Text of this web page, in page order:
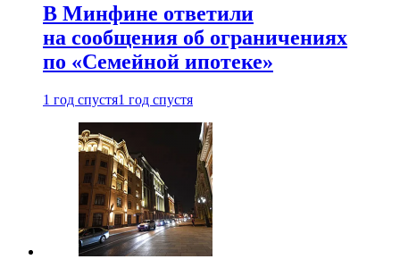
В Минфине ответили
на сообщения об ограничениях
по «Семейной ипотеке»
1 год спустя1 год спустя